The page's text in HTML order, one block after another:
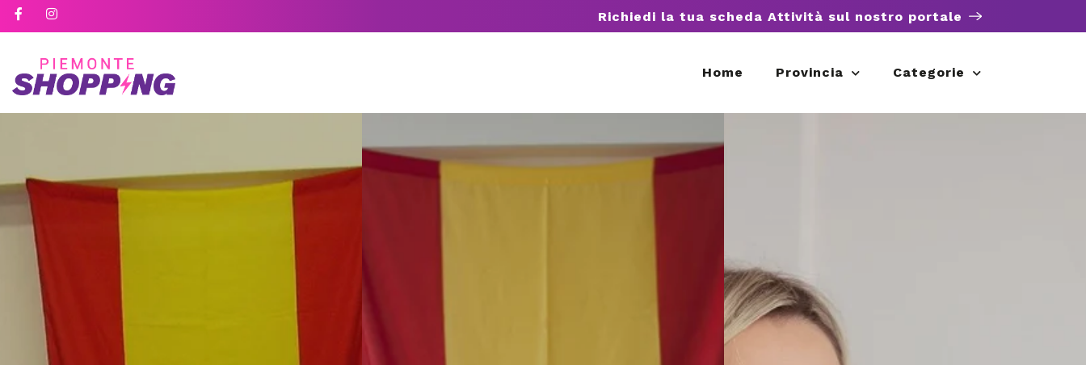
Richiedi la tua scheda Attività sul nostro portale
Home Provincia Categorie